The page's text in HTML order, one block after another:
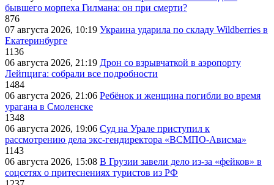
бывшего морпеха Гилмана: он при смерти?
876
07 августа 2026, 10:19 Украина ударила по складу Wildberries в
Екатеринбурге
1136
06 августа 2026, 21:19 Дрон со взрывчаткой в аэропорту
Лейпцига: собрали все подробности
1484
06 августа 2026, 21:06 Ребёнок и женщина погибли во время
урагана в Смоленске
1348
06 августа 2026, 19:06 Суд на Урале приступил к
рассмотрению дела экс-гендиректора «ВСМПО-Ависма»
1143
06 августа 2026, 15:08 В Грузии завели дело из-за «фейков» в
соцсетях о притеснениях туристов из РФ